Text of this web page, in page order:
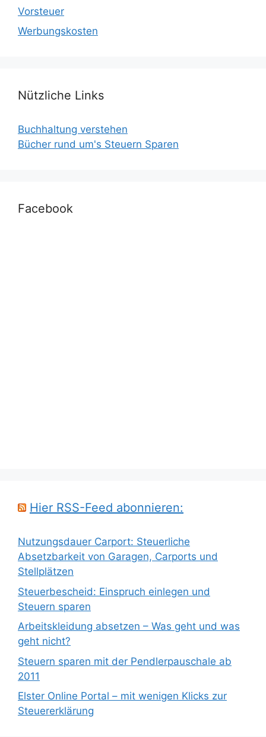
Vorsteuer
Werbungskosten
Nützliche Links
Buchhaltung verstehen
Bücher rund um's Steuern Sparen
Facebook
Hier RSS-Feed abonnieren:
Nutzungsdauer Carport: Steuerliche
Absetzbarkeit von Garagen, Carports und
Stellplätzen
Steuerbescheid: Einspruch einlegen und
Steuern sparen
Arbeitskleidung absetzen – Was geht und was
geht nicht?
Steuern sparen mit der Pendlerpauschale ab
2011
Elster Online Portal – mit wenigen Klicks zur
Steuererklärung